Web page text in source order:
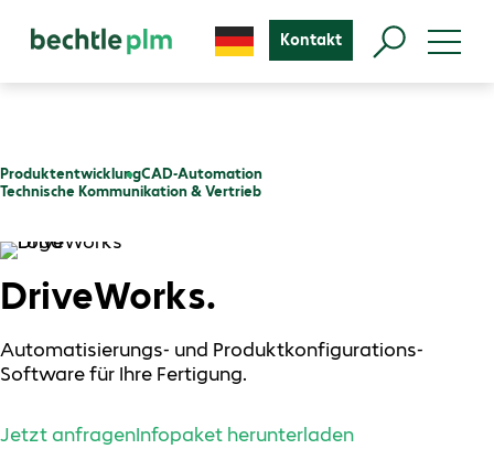
Kontakt
ProduktentwicklungCAD-Automation
Technische Kommunikation & Vertrieb
DriveWorks.
Automatisierungs- und Produktkonfigurations-
Software für Ihre Fertigung.
Jetzt anfragenInfopaket herunterladen